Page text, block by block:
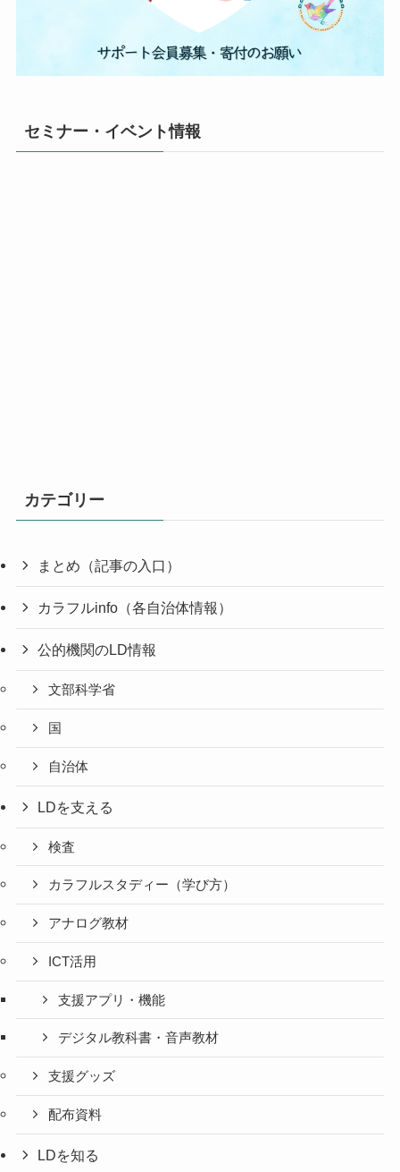
セミナー・イベント情報
カテゴリー
まとめ（記事の入口）
カラフルinfo（各自治体情報）
公的機関のLD情報
文部科学省
国
自治体
LDを支える
検査
カラフルスタディー（学び方）
アナログ教材
ICT活用
支援アプリ・機能
デジタル教科書・音声教材
支援グッズ
配布資料
LDを知る